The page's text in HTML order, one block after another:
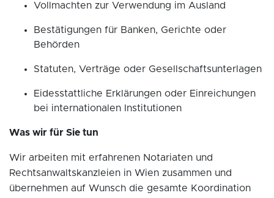
Vollmachten zur Verwendung im Ausland
Bestätigungen für Banken, Gerichte oder
Behörden
Statuten, Verträge oder Gesellschaftsunterlagen
Eidesstattliche Erklärungen oder Einreichungen
bei internationalen Institutionen
Was wir für Sie tun
Wir arbeiten mit erfahrenen Notariaten und
Rechtsanwaltskanzleien in Wien zusammen und
übernehmen auf Wunsch die gesamte Koordination